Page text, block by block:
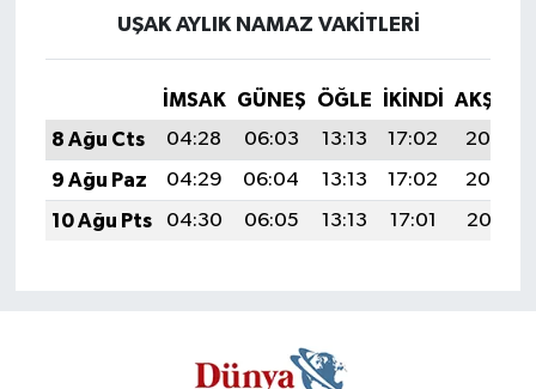
UŞAK AYLIK NAMAZ VAKITLERI
İMSAK GÜNEŞ ÖĞLE İKINDI
AKŞAM
8 Ağu Cts
04:28 06:03 13:13 17:02
20:13
9 Ağu Paz
04:29 06:04 13:13 17:02
20:12
10 Ağu Pts
04:30 06:05 13:13 17:01 20:11